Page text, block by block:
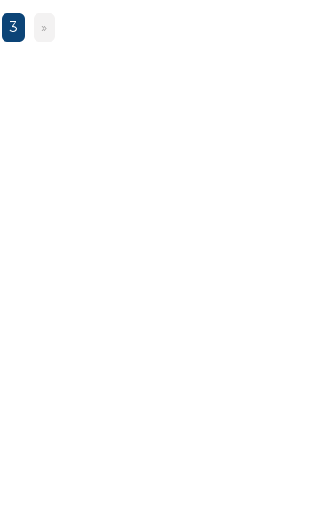
3 »